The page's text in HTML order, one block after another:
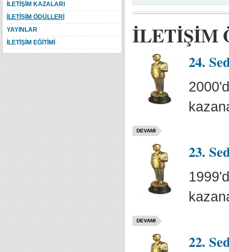
İLETİŞİM
24.
DEVAMI
23.
DEVAMI
22.
İLETİŞİM KAZALARI
İLETİŞİM ÖDÜLLERİ
YAYINLAR
İLETİŞİM EĞİTİMİ